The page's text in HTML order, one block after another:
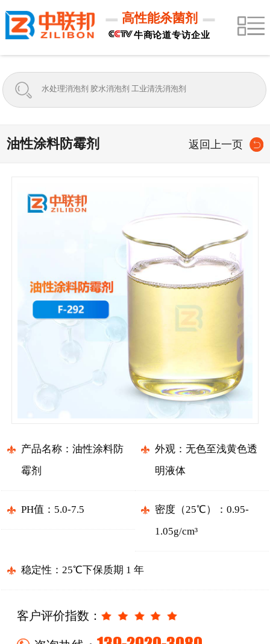
高性能杀菌剂
牛商论道专访企业
油性涂料防霉剂 返回上一页
产品名称：油性涂料防
霉剂
外观：无色至浅黄色透
明液体
PH值：5.0-7.5
密度（25℃）：0.95-
1.05g/cm³
稳定性：25℃下保质期 1 年
客户评价指数：